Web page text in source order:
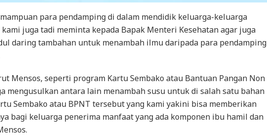
para pendamping di dalam mendidik keluarga-keluarga
juga tadi meminta kepada Bapak Menteri Kesehatan agar juga
daring tambahan untuk menambah ilmu daripada para pendamping
Mensos, seperti program Kartu Sembako atau Bantuan Pangan Non
mengusulkan antara lain menambah susu untuk di salah satu bahan
Sembako atau BPNT tersebut yang kami yakini bisa memberikan
bagi keluarga penerima manfaat yang ada komponen ibu hamil dan